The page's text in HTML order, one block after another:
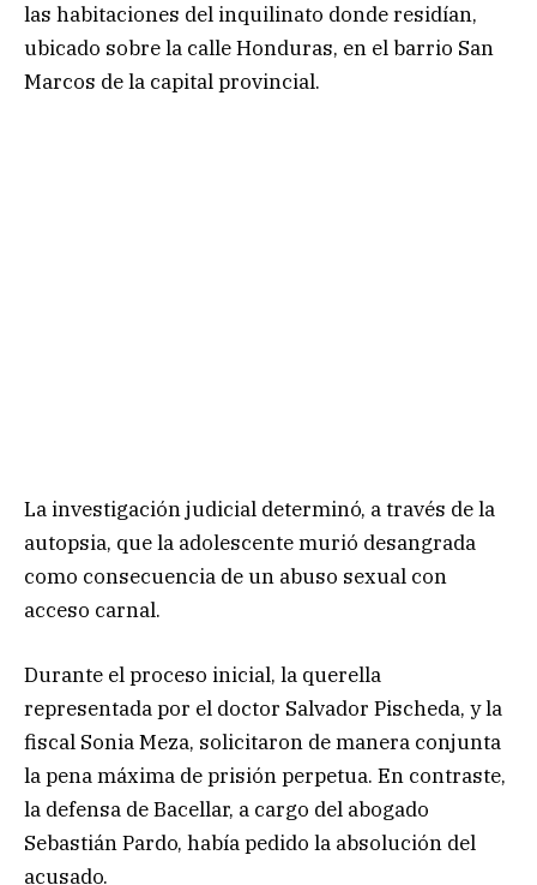
las habitaciones del inquilinato donde residían,
ubicado sobre la calle Honduras, en el barrio San
Marcos de la capital provincial.
La investigación judicial determinó, a través de la
autopsia, que la adolescente murió desangrada
como consecuencia de un abuso sexual con
acceso carnal.
Durante el proceso inicial, la querella
representada por el doctor Salvador Pischeda, y la
fiscal Sonia Meza, solicitaron de manera conjunta
la pena máxima de prisión perpetua. En contraste,
la defensa de Bacellar, a cargo del abogado
Sebastián Pardo, había pedido la absolución del
acusado.